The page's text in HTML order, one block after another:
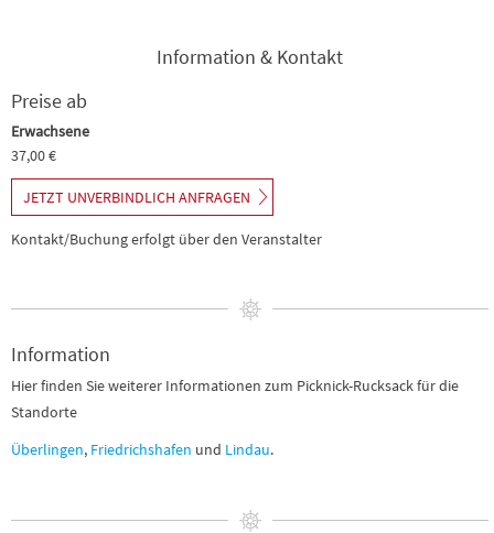
Information & Kontakt
Preise ab
Erwachsene
37,00 €
JETZT UNVERBINDLICH ANFRAGEN
Kontakt/Buchung erfolgt über den Veranstalter
Information
Hier finden Sie weiterer Informationen zum Picknick-Rucksack für die
Standorte
Überlingen, Friedrichshafen und Lindau.